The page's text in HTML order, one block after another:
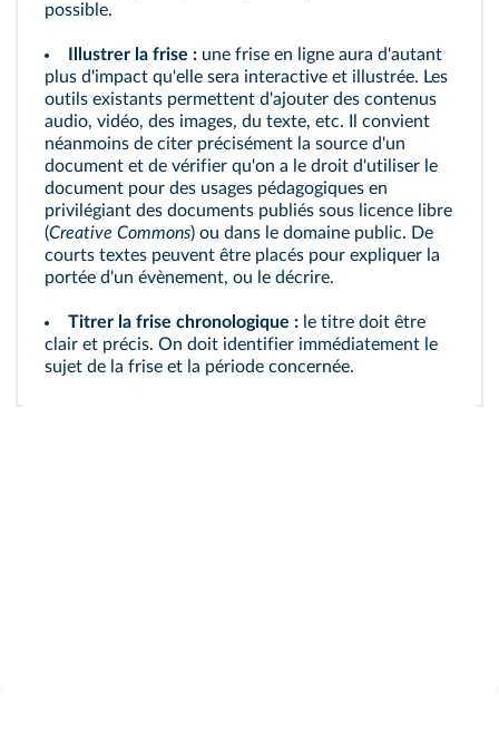
possible.
Illustrer la frise : une frise en ligne aura d'autant
plus d'impact qu'elle sera interactive et illustrée. Les
outils existants permettent d'ajouter des contenus
audio, vidéo, des images, du texte, etc. Il convient
néanmoins de citer précisément la source d'un
document et de vérifier qu'on a le droit d'utiliser le
document pour des usages pédagogiques en
privilégiant des documents publiés sous licence libre
(Creative Commons) ou dans le domaine public. De
courts textes peuvent être placés pour expliquer la
portée d'un évènement, ou le décrire.
Titrer la frise chronologique : le titre doit être
clair et précis. On doit identifier immédiatement le
sujet de la frise et la période concernée.